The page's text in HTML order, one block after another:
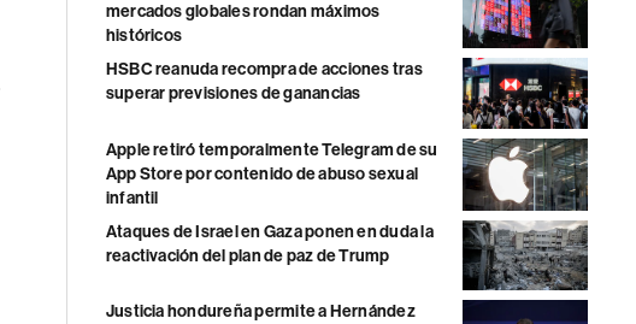
mercados globales rondan máximos
históricos
HSBC reanuda recompra de acciones tras
superar previsiones de ganancias
Apple retiró temporalmente Telegram de su
App Store por contenido de abuso sexual
infantil
Ataques de Israel en Gaza ponen en duda la
reactivación del plan de paz de Trump
Justicia hondureña permite a Hernández